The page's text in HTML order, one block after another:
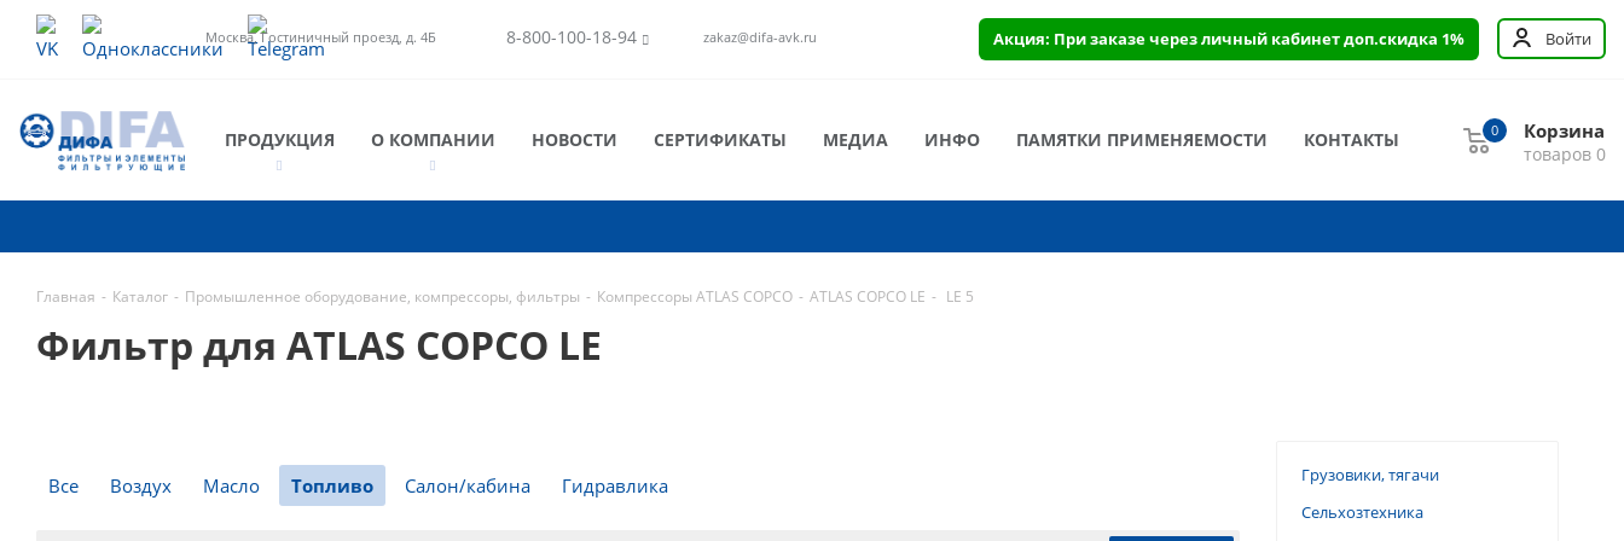
Москва, Гостиничный проезд, д. 4Б 8-800-100-18-94 zakaz@difa-avk.ru Акция: При заказе через личный кабинет доп.скидка 1% Войти
ПРОДУКЦИЯ О КОМПАНИИ НОВОСТИ СЕРТИФИКАТЫ МЕДИА ИНФО ПАМЯТКИ ПРИМЕНЯЕМОСТИ КОНТАКТЫ Корзина
товаров 0
0
Главная - Каталог - Промышленное оборудование, компрессоры, фильтры - Компрессоры ATLAS COPCO - ATLAS COPCO LE - LE 5
Фильтр для ATLAS COPCO LE
Все Воздух Масло Топливо Салон/кабина Гидравлика
Грузовики, тягачи
Сельхозтехника